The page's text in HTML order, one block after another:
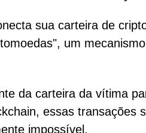
sua carteira de
um
da carteira da vítima
essas transações
impossível.